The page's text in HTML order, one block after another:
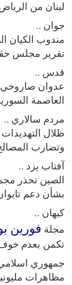
لبنان من
جوان ..
مندوب الكيان
تقرير مجلس
قدس ..
عدوان
العاصمة
مردم سالاري ..
ظلال التهديدات
وتضارب
آفتاب يزد ..
الصين تحذر
بشأن دعم
كيهان ..
مجلة فورين
تكمن بعدم خوف
جمهوري
مظاهرات